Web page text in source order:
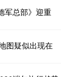
军总部》迎重
图疑似出现在